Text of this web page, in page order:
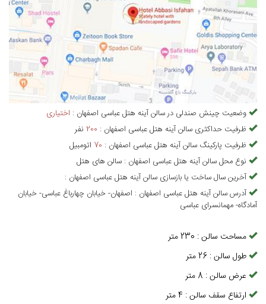
وضعیت چینش صندلی درسالن آینه هتل عباسی اصفهان : اختیاری
ظرفیت حداکثری سالن آینه هتل عباسی اصفهان :
200 نفر
ظرفیت پارکینگ سالن آینه هتل عباسی اصفهان :
70 اتومبیل
نوع محلسالن آینه هتل عباسی اصفهان : سالن های هتل
آخرین سال ساخت یا بازسازی سالن آینه هتل عباسی اصفهان :
آدرسسالن آینه هتل عباسی اصفهان : اصفهان- خیابان چهارباغ عباسی- خیابان
آمادگاه- مهمانسرای عباسی
مساحت سالن:
230متر
طول سالن:
26متر
عرض سالن:
8 متر
ارتفاع سقف سالن:
4متر